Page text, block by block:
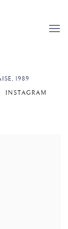
1989
INSTAGRAM